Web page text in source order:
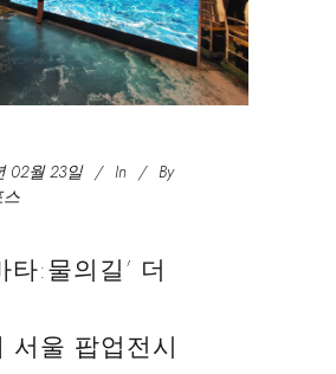
02월 23일 In
By
타:물의길’ 더
서울 팝업전시